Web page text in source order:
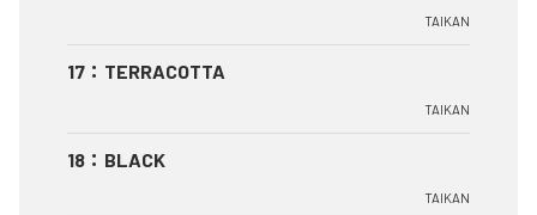
TAIKAN
17 ： TERRACOTTA
TAIKAN
18 ： BLACK
TAIKAN